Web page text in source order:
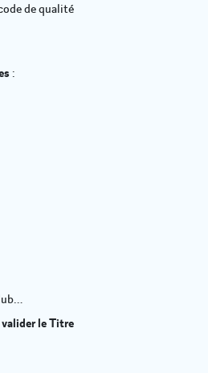
de qualité
:
le Titre